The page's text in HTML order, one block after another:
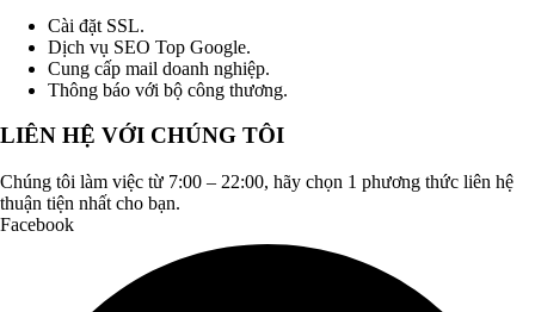
Cài đặt SSL.
Dịch vụ SEO Top Google.
Cung cấp mail doanh nghiệp.
Thông báo với bộ công thương.
LIÊN HỆ VỚI CHÚNG TÔI
Chúng tôi làm việc từ 7:00 – 22:00, hãy chọn 1 phương thức liên hệ
thuận tiện nhất cho bạn.
Facebook